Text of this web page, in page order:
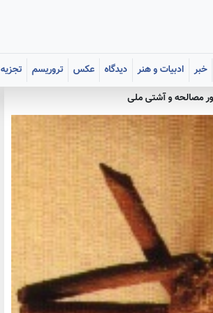
خبر ادبیات و هنر دیدگاه عکس تروریسم تجزیه
مصالحه و آشتی ملی